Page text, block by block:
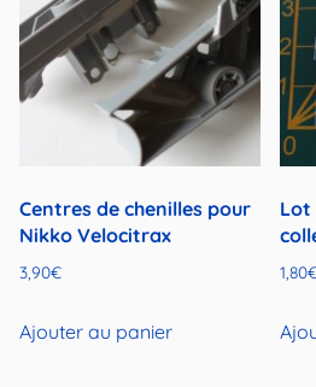
Centres de chenilles pour
Nikko Velocitrax
3,90€
Ajouter au panier
Lot
1,80